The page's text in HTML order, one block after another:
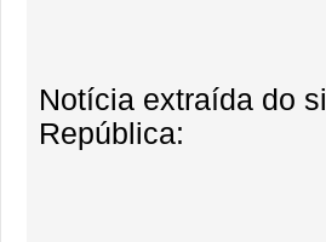
Notícia extraída do
República: